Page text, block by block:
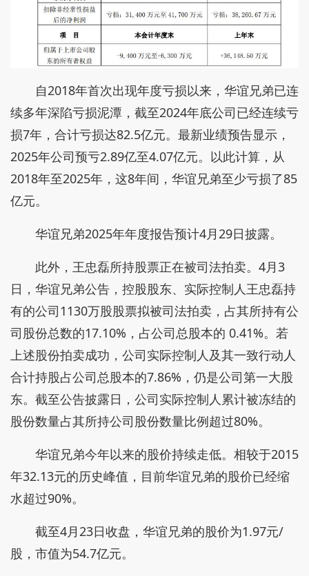
自2018年首次出现年度亏损以来，华谊兄弟已连
续多年深陷亏损泥潭，截至2024年底公司已经连续亏
损7年，合计亏损达82.5亿元。最新业绩预告显示，
2025年公司预亏2.89亿至4.07亿元。以此计算，从
2018年至2025年，这8年间，华谊兄弟至少亏损了85
亿元。
华谊兄弟2025年年度报告预计4月29日披露。
此外，王忠磊所持股票正在被司法拍卖。4月3
日，华谊兄弟公告，控股股东、实际控制人王忠磊持
有的公司1130万股股票拟被司法拍卖，占其所持有公
司股份总数的17.10%，占公司总股本的 0.41%。若
上述股份拍卖成功，公司实际控制人及其一致行动人
合计持股占公司总股本的7.86%，仍是公司第一大股
东。截至公告披露日，公司实际控制人累计被冻结的
股份数量占其所持公司股份数量比例超过80%。
华谊兄弟今年以来的股价持续走低。相较于2015
年32.13元的历史峰值，目前华谊兄弟的股价已经缩
水超过90%。
截至4月23日收盘，华谊兄弟的股价为1.97元/
股，市值为54.7亿元。